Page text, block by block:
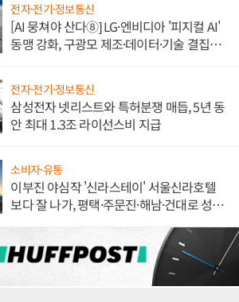
전자·전기·정보통신
[AI 뭉쳐야 산다⑧] LG·엔비디아 '피지컬 AI'
동맹 강화, 구광모 제조·데이터·기술 결집
전자·전기·정보통신
삼성전자 넷리스트와 특허분쟁 매듭, 5년 동
안 최대 1.3조 라이선스비 지급
소비자·유통
이부진 야심작 '신라스테이' 서울신라호텔
보다 잘 나가, 평택·주문진·해남·건대로 성